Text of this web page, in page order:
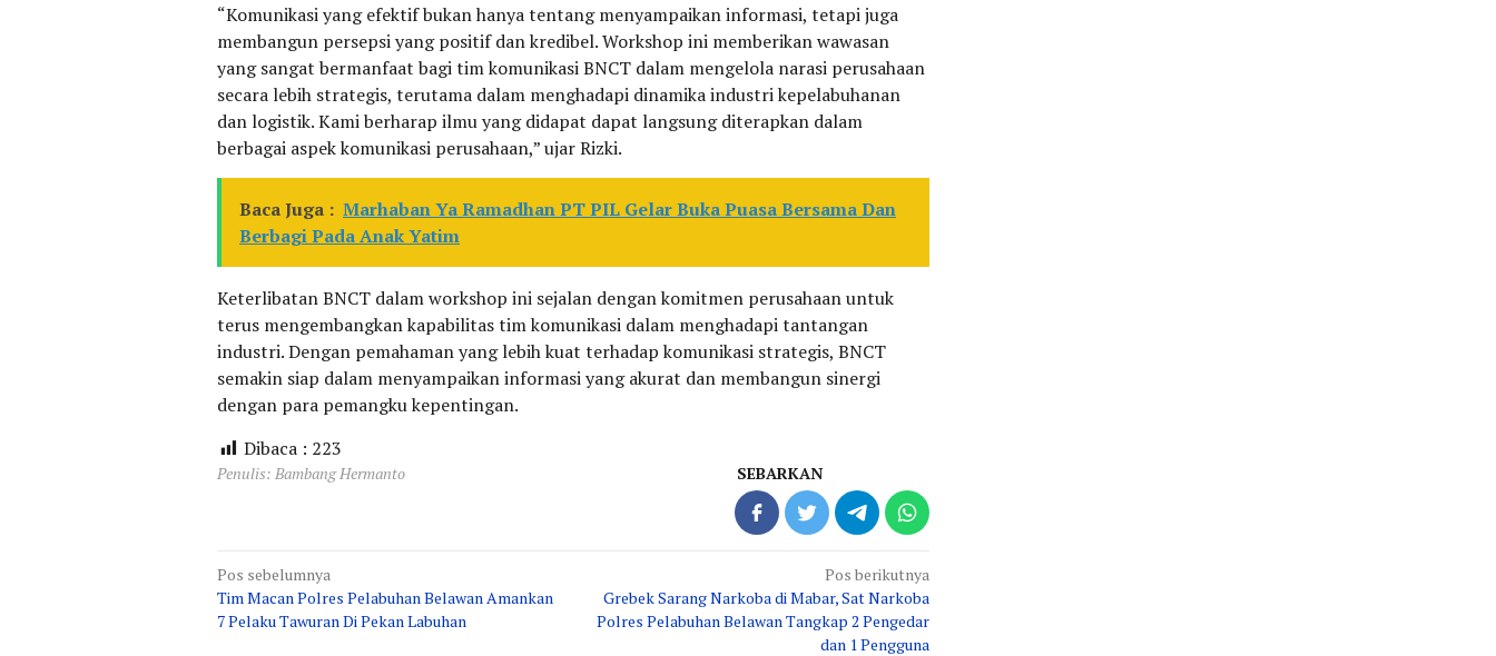
“Komunikasi yang efektif bukan hanya tentang menyampaikan informasi, tetapi juga
membangun persepsi yang positif dan kredibel. Workshop ini memberikan wawasan
yang sangat bermanfaat bagi tim komunikasi BNCT dalam mengelola narasi perusahaan
secara lebih strategis, terutama dalam menghadapi dinamika industri kepelabuhanan
dan logistik. Kami berharap ilmu yang didapat dapat langsung diterapkan dalam
berbagai aspek komunikasi perusahaan,” ujar Rizki.
Baca Juga : Marhaban Ya Ramadhan PT PIL Gelar Buka Puasa Bersama Dan
Berbagi Pada Anak Yatim
Keterlibatan BNCT dalam workshop ini sejalan dengan komitmen perusahaan untuk
terus mengembangkan kapabilitas tim komunikasi dalam menghadapi tantangan
industri. Dengan pemahaman yang lebih kuat terhadap komunikasi strategis, BNCT
semakin siap dalam menyampaikan informasi yang akurat dan membangun sinergi
dengan para pemangku kepentingan.
Dibaca : 223
Penulis: Bambang Hermanto SEBARKAN
Navigasi
pos
Pos sebelumnya
Tim Macan Polres Pelabuhan Belawan Amankan
7 Pelaku Tawuran Di Pekan Labuhan
Pos berikutnya
Grebek Sarang Narkoba di Mabar, Sat Narkoba
Polres Pelabuhan Belawan Tangkap 2 Pengedar
dan 1 Pengguna